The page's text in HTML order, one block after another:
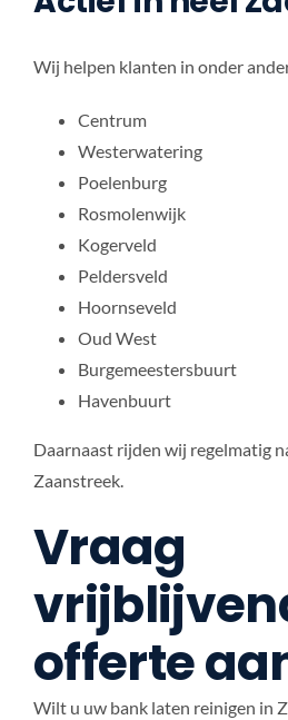
Wij helpen klanten in onder
Centrum
Westerwatering
Poelenburg
Rosmolenwijk
Kogerveld
Peldersveld
Hoornseveld
Oud West
Burgemeestersbuurt
Havenbuurt
Daarnaast rijden wij regelmatig
Zaanstreek.
Vraag
offerte
Wilt u uw bank laten reinigen in